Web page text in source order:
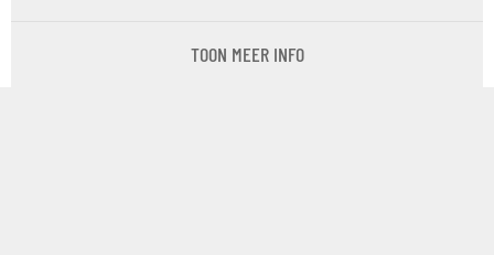
TOON MEER INFO